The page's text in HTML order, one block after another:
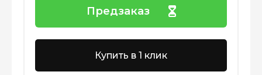
Предзаказ
Купить в 1 клик